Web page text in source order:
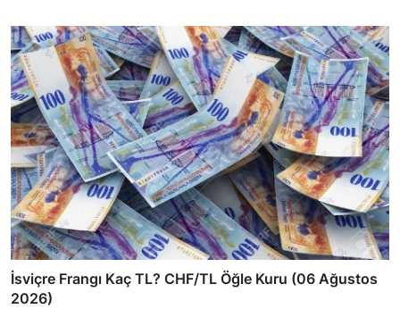
İsviçre Frangı Kaç TL? CHF/TL Öğle Kuru (06 Ağustos
2026)